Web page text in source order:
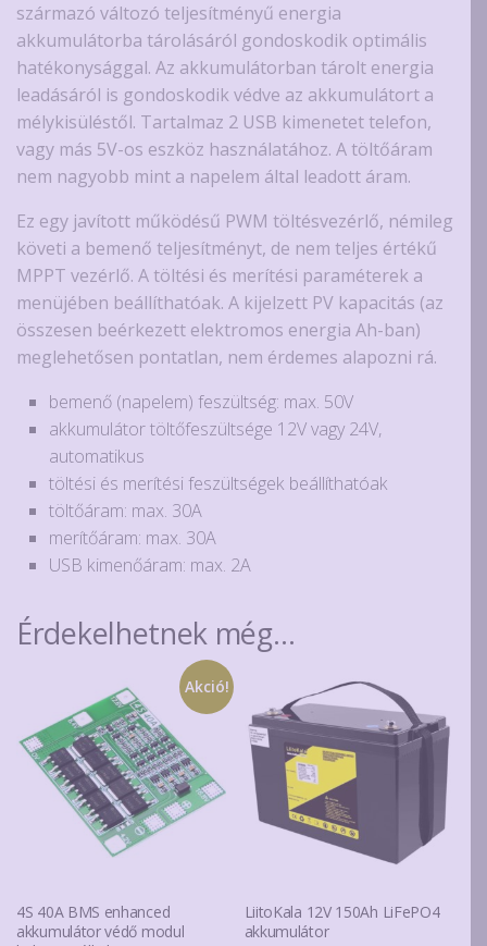
származó változó teljesítményű energia
akkumulátorba tárolásáról gondoskodik optimális
hatékonysággal. Az akkumulátorban tárolt energia
leadásáról is gondoskodik védve az akkumulátort a
mélykisüléstől. Tartalmaz 2 USB kimenetet telefon,
vagy más 5V-os eszköz használatához. A töltőáram
nem nagyobb mint a napelem által leadott áram.
Ez egy javított működésű PWM töltésvezérlő, némileg
követi a bemenő teljesítményt, de nem teljes értékű
MPPT vezérlő. A töltési és merítési paraméterek a
menüjében beállíthatóak. A kijelzett PV kapacitás (az
összesen beérkezett elektromos energia Ah-ban)
meglehetősen pontatlan, nem érdemes alapozni rá.
bemenő (napelem) feszültség: max. 50V
akkumulátor töltőfeszültsége 12V vagy 24V,
automatikus
töltési és merítési feszültségek beállíthatóak
töltőáram: max. 30A
merítőáram: max. 30A
USB kimenőáram: max. 2A
Érdekelhetnek még…
Akció!
4S 40A BMS enhanced
akkumulátor védő modul
LiitoKala 12V 150Ah LiFePO4
akkumulátor